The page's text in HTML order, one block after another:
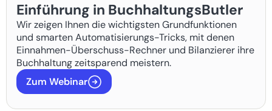
Einführung in BuchhaltungsButler
Wir zeigen Ihnen die wichtigsten Grundfunktionen
und smarten Automatisierungs-Tricks, mit denen
Einnahmen-Überschuss-Rechner und Bilanzierer ihre
Buchhaltung zeitsparend meistern.
Zum Webinar